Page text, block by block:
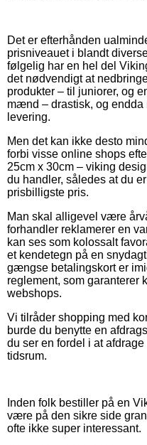
Det er efterhånden
prisniveauet i blandt
følgelig har en hel del
det nødvendigt at
produkter – til juniorer, og
mænd – drastisk, og endda
levering.
Men det kan ikke desto
forbi visse online shops
25cm x 30cm – viking
du handler, således at du
prisbilligste pris.
Man skal alligevel være
forhandler reklamerer en
kan ses som kolossalt
et kendetegn på en
gængse betalingskort er
reglement, som garanterer
webshops.
Vi tilråder shopping med
burde du benytte en
du ser en fordel i at
tidsrum.
Inden folk bestiller på en
være på den sikre side
ofte ikke super interessant.